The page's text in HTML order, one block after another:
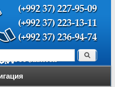
поиска Поиск